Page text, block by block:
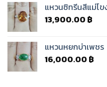
แหวนซิทรีนสีแม่โข
13,900.00 ฿
แหวนหยกบ่าเพชร
16,000.00 ฿